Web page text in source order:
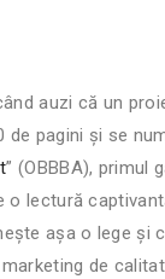
auzi că un
de pagini și se
” (OBBBA), primul
o lectură
așa o lege și
de